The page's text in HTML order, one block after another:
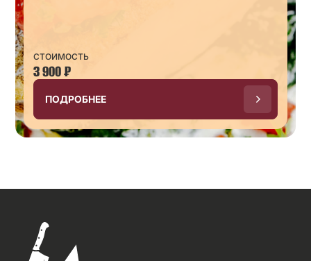
СТОИМОСТЬ
3 900₽
ПОДРОБНЕЕ